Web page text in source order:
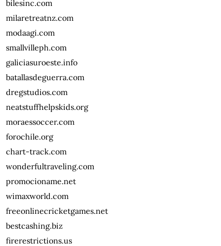
bilesinc.com
milaretreatnz.com
modaagi.com
smallvilleph.com
galiciasuroeste.info
batallasdeguerra.com
dregstudios.com
neatstuffhelpskids.org
moraessoccer.com
forochile.org
chart-track.com
wonderfultraveling.com
promocioname.net
wimaxworld.com
freeonlinecricketgames.net
bestcashing.biz
firerestrictions.us